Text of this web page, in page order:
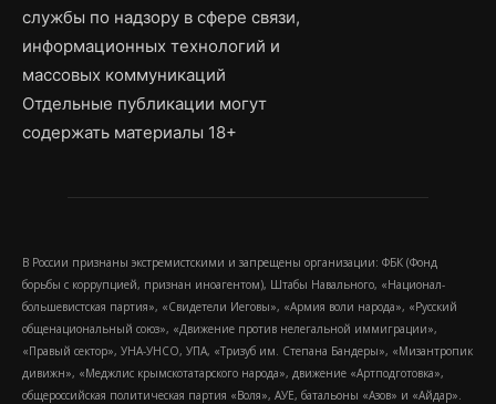
службы по надзору в сфере связи,
информационных технологий и
массовых коммуникаций
Отдельные публикации могут
содержать материалы 18+
В России признаны экстремистскими и запрещены организации: ФБК (Фонд
борьбы с коррупцией, признан иноагентом), Штабы Навального, «Национал-
большевистская партия», «Свидетели Иеговы», «Армия воли народа», «Русский
общенациональный союз», «Движение против нелегальной иммиграции»,
«Правый сектор», УНА-УНСО, УПА, «Тризуб им. Степана Бандеры», «Мизантропик
дивижн», «Меджлис крымскотатарского народа», движение «Артподготовка»,
общероссийская политическая партия «Воля», АУЕ, батальоны «Азов» и «Айдар».